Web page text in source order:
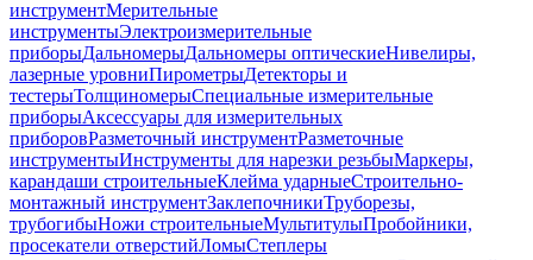
инструментМерительные
инструментыЭлектроизмерительные
приборыДальномерыДальномеры оптическиеНивелиры,
лазерные уровниПирометрыДетекторы и
тестерыТолщиномерыСпециальные измерительные
приборыАксессуары для измерительных
приборовРазметочный инструментРазметочные
инструментыИнструменты для нарезки резьбыМаркеры,
карандаши строительныеКлейма ударныеСтроительно-
монтажный инструментЗаклепочникиТруборезы,
трубогибыНожи строительныеМультитулыПробойники,
просекатели отверстийЛомыСтеплеры